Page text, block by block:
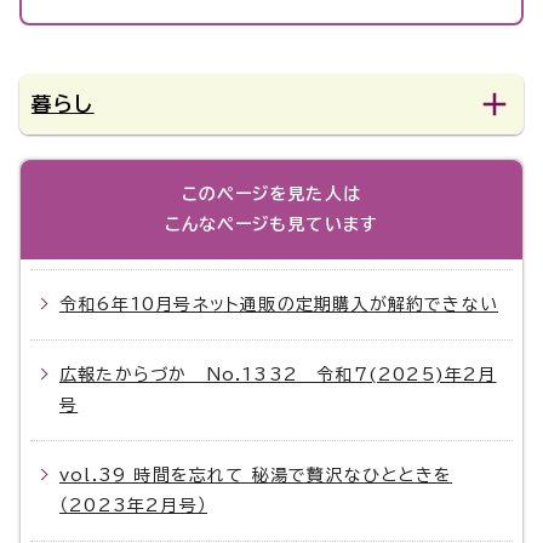
暮らし
このページを見た人は
こんなページも見ています
令和6年10月号ネット通販の定期購入が解約できない
広報たからづか No.1332 令和7(2025)年2月
号
vol.39 時間を忘れて 秘湯で贅沢なひとときを
（2023年2月号）